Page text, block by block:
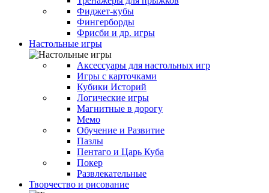
Фиджет-кубы
Фингерборды
Фрисби и др. игры
Настольные игры
Аксессуары для настольных игр
Игры с карточками
Кубики Историй
Логические игры
Магнитные в дорогу
Мемо
Обучение и Развитие
Пазлы
Пентаго и Царь Куба
Покер
Развлекательные
Творчество и рисование